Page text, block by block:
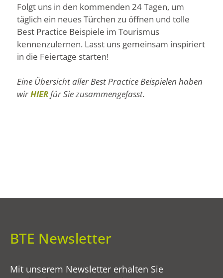
Folgt uns in den kommenden 24 Tagen, um
täglich ein neues Türchen zu öffnen und tolle
Best Practice Beispiele im Tourismus
kennenzulernen. Lasst uns gemeinsam inspiriert
in die Feiertage starten!
Eine Übersicht aller Best Practice Beispielen haben
wirHIERfür Sie zusammengefasst.
BTE Newsletter
Mit unserem Newsletter erhalten Sie